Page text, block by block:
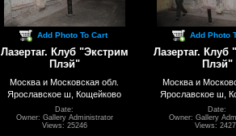
Add Photo To Cart
Лазертаг. Клуб "Экстрим
Плэй"
Москва и Московская обл.
Ярославское ш, Кощейково
Date:
Owner: Gallery Administrator
Views: 25246
Add Photo
Лазертаг. Клуб
Плэй"
Москва и
Ярославское ш,
Date:
Owner: Gallery
Views: